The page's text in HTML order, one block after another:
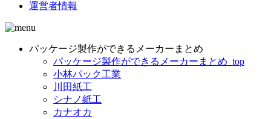
運営者情報
パッケージ製作ができるメーカーまとめ
パッケージ製作ができるメーカーまとめ_top
小林パック工業
川田紙工
シナノ紙工
カナオカ